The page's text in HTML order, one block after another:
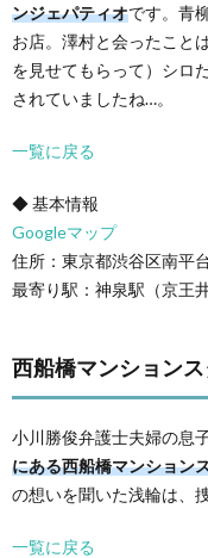
ンジェパティオです。青
お店。澤村と会ったこと
を見せてもらって）シロ
されていましたね…。
一覧に戻る
◆ 基本情報
Googleマップ
住所：東京都渋谷区南平
最寄り駅：神泉駅（京王
西船橋マンション
小川勝俊弁護士夫婦の息
にある西船橋マンション
の想いを聞いた浅輪は、
一覧に戻る